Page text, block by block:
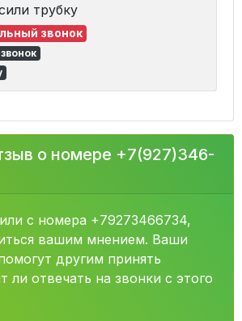
трубку
звонок
о номере +7(927)346-
с номера +79273466734,
вашим мнением. Ваши
другим принять
ли отвечать на звонки с этого